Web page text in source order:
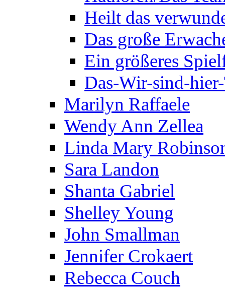
Heilt das
Das große
Ein größeres
Das-Wir-sind-
Marilyn Raffaele
Wendy Ann Zellea
Linda Mary
Sara Landon
Shanta Gabriel
Shelley Young
John Smallman
Jennifer Crokaert
Rebecca Couch